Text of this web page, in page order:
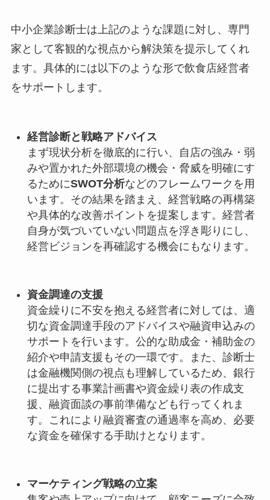
中小企業診断士は上記のような課題に対し、専門
家として客観的な視点から解決策を提示してくれ
ます。具体的には以下のような形で飲食店経営者
をサポートします。
経営診断と戦略アドバイス
まず現状分析を徹底的に行い、自店の強み・弱
みや置かれた外部環境の機会・脅威を明確にす
るためにSWOT分析などのフレームワークを用
います。その結果を踏まえ、経営戦略の再構築
や具体的な改善ポイントを提案します。経営者
自身が気づいていない問題点を浮き彫りにし、
経営ビジョンを再確認する機会にもなります。
資金調達の支援
資金繰りに不安を抱える経営者に対しては、適
切な資金調達手段のアドバイスや融資申込みの
サポートを行います。公的な助成金・補助金の
紹介や申請支援もその一環です。また、診断士
は金融機関側の視点も理解しているため、銀行
に提出する事業計画書や資金繰り表の作成支
援、融資面談の事前準備なども行ってくれま
す。これにより融資審査の通過率を高め、必要
な資金を確保する手助けとなります。
マーケティング戦略の立案